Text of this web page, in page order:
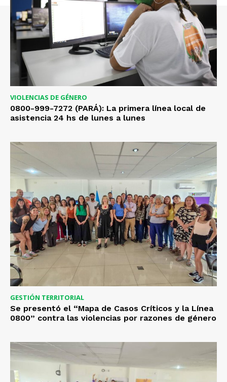
VIOLENCIAS DE GÉNERO
0800-999-7272 (PARÁ): La primera línea local de
asistencia 24 hs de lunes a lunes
GESTIÓN TERRITORIAL
Se presentó el “Mapa de Casos Críticos y la Línea
0800” contra las violencias por razones de género